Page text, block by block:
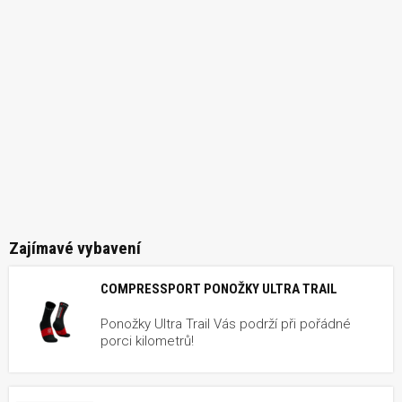
Zajímavé vybavení
COMPRESSPORT PONOŽKY ULTRA TRAIL
Ponožky Ultra Trail Vás podrží při pořádné
porci kilometrů!